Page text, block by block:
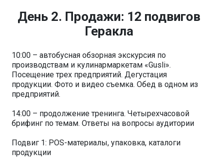
День 2. Продажи: 12 подвигов
Геракла
10:00 – автобусная обзорная экскурсия по
производствам и кулинармаркетам «Gusli».
Посещение трех предприятий. Дегустация
продукции. Фото и видео съемка. Обед в одном из
предприятий.
14:00 – продолжение тренинга. Четырехчасовой
брифинг по темам. Ответы на вопросы аудитории
Подвиг 1: РОS-материалы, упаковка, каталоги
продукции